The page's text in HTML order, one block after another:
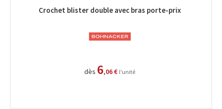
Crochet blister double avec bras porte-prix
dès 6,06 € l'unité